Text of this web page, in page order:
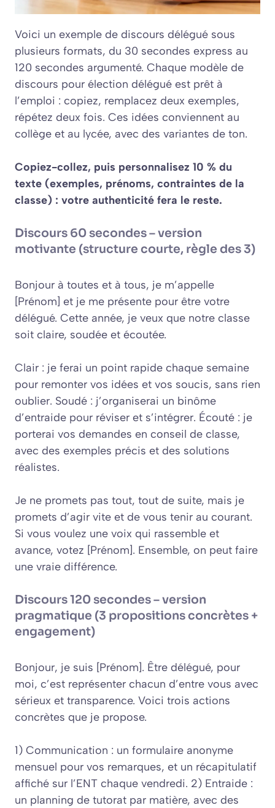
Voici un exemple de discours délégué sous
plusieurs formats, du 30 secondes express au
120 secondes argumenté. Chaque modèle de
discours pour élection délégué est prêt à
l’emploi : copiez, remplacez deux exemples,
répétez deux fois. Ces idées conviennent au
collège et au lycée, avec des variantes de ton.
Copiez-collez, puis personnalisez 10 % du
texte (exemples, prénoms, contraintes de la
classe) : votre authenticité fera le reste.
Discours 60 secondes – version
motivante (structure courte, règle des 3)
Bonjour à toutes et à tous, je m’appelle
[Prénom] et je me présente pour être votre
délégué. Cette année, je veux que notre classe
soit claire, soudée et écoutée.
Clair : je ferai un point rapide chaque semaine
pour remonter vos idées et vos soucis, sans rien
oublier. Soudé : j’organiserai un binôme
d’entraide pour réviser et s’intégrer. Écouté : je
porterai vos demandes en conseil de classe,
avec des exemples précis et des solutions
réalistes.
Je ne promets pas tout, tout de suite, mais je
promets d’agir vite et de vous tenir au courant.
Si vous voulez une voix qui rassemble et
avance, votez [Prénom]. Ensemble, on peut faire
une vraie différence.
Discours 120 secondes – version
pragmatique (3 propositions concrètes +
engagement)
Bonjour, je suis [Prénom]. Être délégué, pour
moi, c’est représenter chacun d’entre vous avec
sérieux et transparence. Voici trois actions
concrètes que je propose.
1) Communication : un formulaire anonyme
mensuel pour vos remarques, et un récapitulatif
affiché sur l’ENT chaque vendredi. 2) Entraide :
un planning de tutorat par matière, avec des